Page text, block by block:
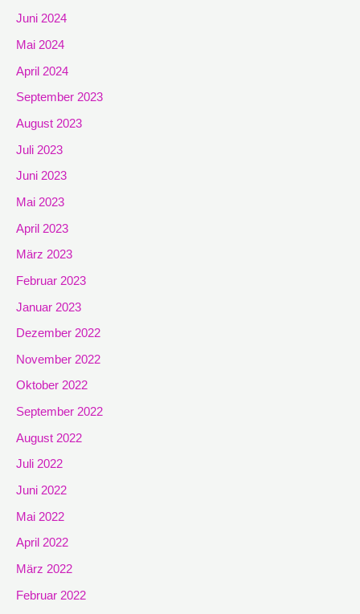
Juni 2024
Mai 2024
April 2024
September 2023
August 2023
Juli 2023
Juni 2023
Mai 2023
April 2023
März 2023
Februar 2023
Januar 2023
Dezember 2022
November 2022
Oktober 2022
September 2022
August 2022
Juli 2022
Juni 2022
Mai 2022
April 2022
März 2022
Februar 2022